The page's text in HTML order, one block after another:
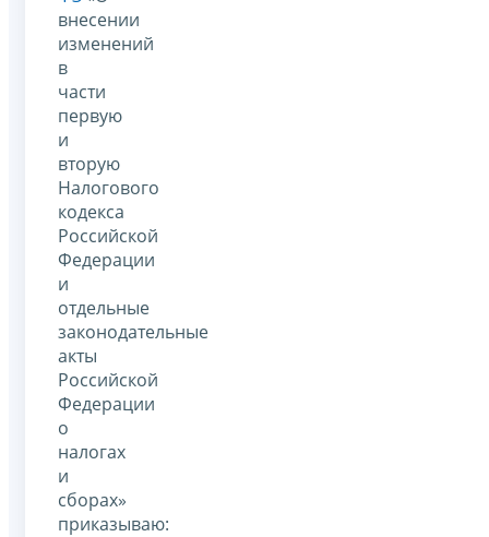
внесении
изменений
в
части
первую
и
вторую
Налогового
кодекса
Российской
Федерации
и
отдельные
законодательные
акты
Российской
Федерации
о
налогах
и
сборах»
приказываю: